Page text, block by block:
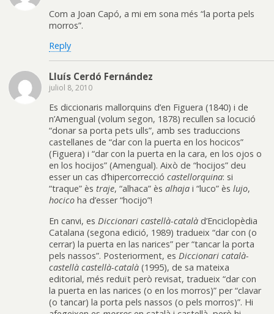
Com a Joan Capó, a mi em sona més “la porta pels
morros”.
Reply
Lluís Cerdó Fernández
juliol 8, 2010
Es diccionaris mallorquins d’en Figuera (1840) i de
n’Amengual (volum segon, 1878) recullen sa locució
“donar sa porta pets ulls”, amb ses traduccions
castellanes de “dar con la puerta en los hocicos”
(Figuera) i “dar con la puerta en la cara, en los ojos o
en los hocijos” (Amengual). Això de “hocijos” deu
esser un cas d’hipercorrecció castellorquina: si
“traque” ès traje, “alhaca” ès alhaja i “luco” ès lujo,
hocico ha d’esser “hocijo”!
En canvi, es Diccionari castellà-català d’Enciclopèdia
Catalana (segona edició, 1989) tradueix “dar con (o
cerrar) la puerta en las narices” per “tancar la porta
pels nassos”. Posteriorment, es Diccionari català-
castellà castellà-català (1995), de sa mateixa
editorial, més reduït però revisat, tradueix “dar con
la puerta en las narices (o en los morros)” per “clavar
(o tancar) la porta pels nassos (o pels morros)”. Hi